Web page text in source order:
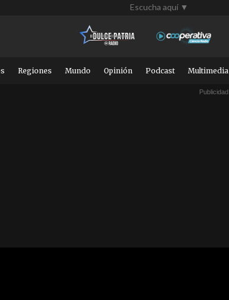
Escucha aquí ▼
Regiones Mundo Opinión Podcast Multimedia